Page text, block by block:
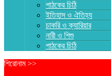
পাঠকের চিঠি
ইতিহাস ও ঐতিহ্য
চাকরি ও ক্যারিয়ার
নারী ও শিশু
পাঠকের চিঠি
শিরোনাম >>